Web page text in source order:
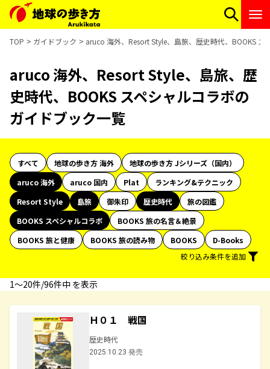
TOP ガイドブック aruco 海外、Resort Style、島旅、歴史時代、BOOKS ス
aruco 海外、Resort Style、島旅、歴
史時代、BOOKS スペシャルコラボの
ガイドブック一覧
すべて 地球の歩き方 海外
地球の歩き方 Jシリーズ（国内）
aruco 海外
aruco 国内 Plat
ランキング&テクニック
Resort Style
島旅 御朱印 歴史時代
旅の図鑑
BOOKS スペシャルコラボ
BOOKS 旅の名言＆絶景
BOOKS 旅と健康
BOOKS 旅の読み物 BOOKS
D-Books
絞り込み条件を追加
1〜20件/96件中 を表示
Ｈ０１ 戦国
歴史時代
2025.10.23 発売